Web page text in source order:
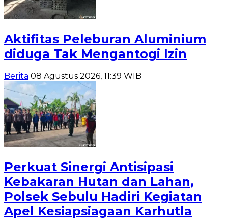
Aktifitas Peleburan Aluminium
diduga Tak Mengantogi Izin
Berita 08 Agustus 2026, 11:39 WIB
Perkuat Sinergi Antisipasi
Kebakaran Hutan dan Lahan,
Polsek Sebulu Hadiri Kegiatan
Apel Kesiapsiagaan Karhutla